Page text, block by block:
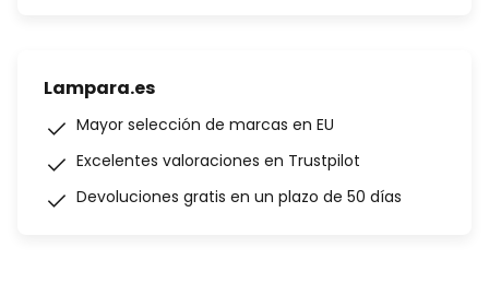
Lampara.es
Mayor selección de marcas en EU
Excelentes valoraciones en Trustpilot
Devoluciones gratis en un plazo de 50 días